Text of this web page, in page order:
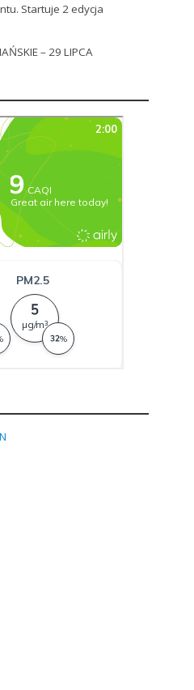
Startuje 2 edycja
– 29 LIPCA